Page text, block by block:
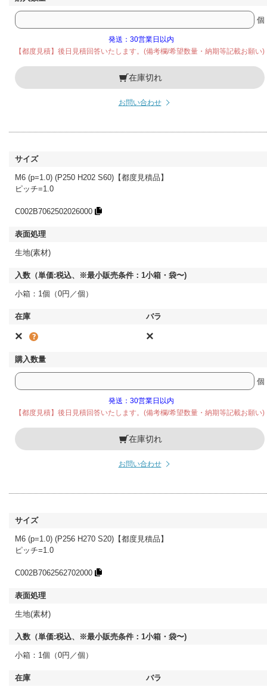
個
発送：30営業日以内
【都度見積】後日見積回答いたします。(備考欄/希望数量・納期等記載お願い)
在庫切れ
お問い合わせ
M6 (p=1.0) (P250 H202 S60)【都度見積品】
ピッチ=1.0
C002B7062502026000
生地(素材)
小箱：1個（0円／個）
× ×
個
発送：30営業日以内
【都度見積】後日見積回答いたします。(備考欄/希望数量・納期等記載お願い)
在庫切れ
お問い合わせ
M6 (p=1.0) (P256 H270 S20)【都度見積品】
ピッチ=1.0
C002B7062562702000
生地(素材)
小箱：1個（0円／個）